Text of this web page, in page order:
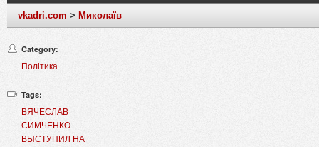
vkadri.com > Миколаїв
Category:
Політика
Tags:
ВЯЧЕСЛАВ
СИМЧЕНКО
ВЫСТУПИЛ НА